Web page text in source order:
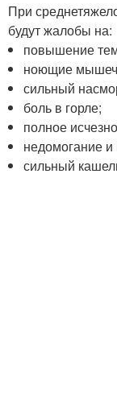
При
будут жалобы на:
повышение
ноющие
сильный
боль в горле;
полное
недомогание
сильный